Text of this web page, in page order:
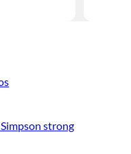
strong